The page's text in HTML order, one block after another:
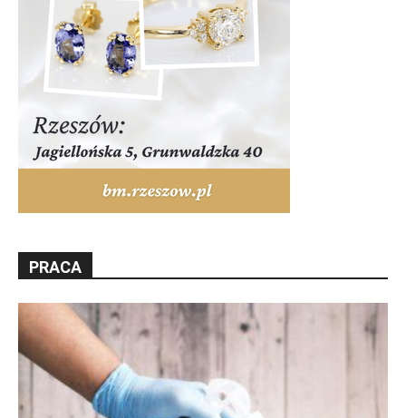
PRACA